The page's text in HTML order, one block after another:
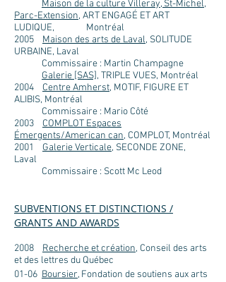
Maison de la culture Villeray, St-Michel,
Parc-Extension, ART ENGAGÉ ET ART
LUDIQUE, Montréal
2005 Maison des arts de Laval, SOLITUDE
URBAINE, Laval
Commissaire : Martin Champagne
Galerie [SAS], TRIPLE VUES, Montréal
2004 Centre Amherst, MOTIF, FIGURE ET
ALIBIS, Montréal
Commissaire : Mario Côté
2003 COMPLOT Espaces
Émergents/American can, COMPLOT, Montréal
2001 Galerie Verticale, SECONDE ZONE,
Laval
Commissaire : Scott Mc Leod
SUBVENTIONS ET DISTINCTIONS /
GRANTS AND AWARDS
2008 Recherche et création, Conseil des arts
et des lettres du Québec
01-06 Boursier, Fondation de soutiens aux arts